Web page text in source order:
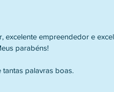
empreendedor e
parabéns!
palavras boas.